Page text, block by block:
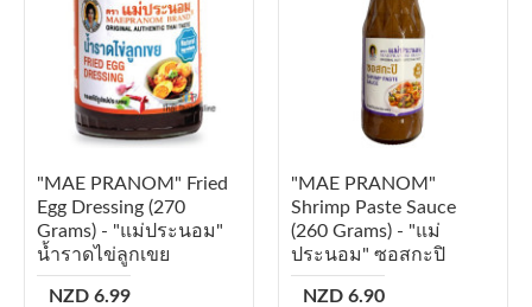
"MAE PRANOM" Fried
Egg Dressing (270
Grams) - "แม่ประนอม"
น้ำราดไข่ลูกเขย
NZD 6.99
"MAE PRANOM"
Shrimp Paste Sauce
(260 Grams) - "แม่
ประนอม" ซอสกะปิ
NZD 6.90